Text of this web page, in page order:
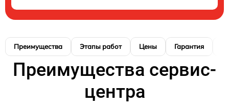
Преимущества Этапы работ Цены Гарантия
Преимущества сервис-
центра